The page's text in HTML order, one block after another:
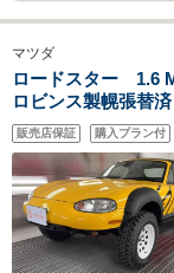
マツダ
ロードスター 1.6
ロビンス製幌張替
虎柄
販売店保証 購入プラン付